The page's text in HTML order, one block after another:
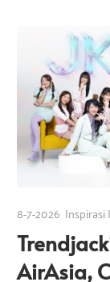
8-7-2026 Inspirasi
AirAsia,